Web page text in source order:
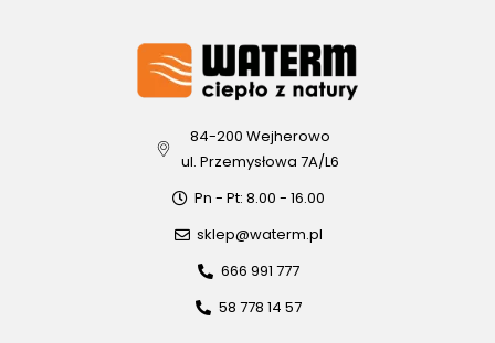
84-200 Wejherowo
ul. Przemysłowa 7A/L6
Pn - Pt: 8.00 - 16.00
sklep@waterm.pl
666 991 777
58 778 14 57